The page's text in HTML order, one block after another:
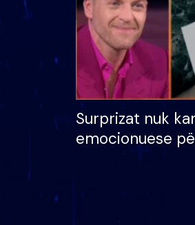
Surprizat nuk
emocionuese
nëna dhe